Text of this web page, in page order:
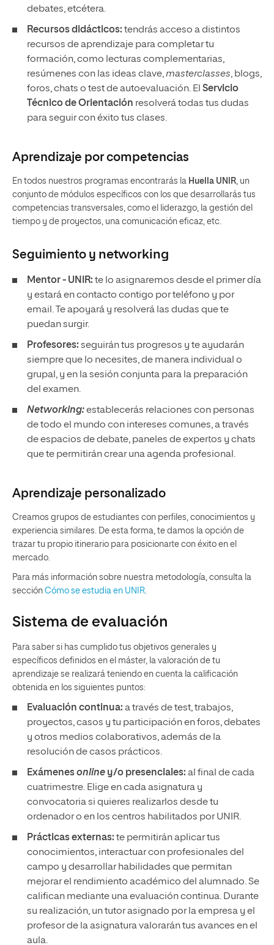
debates, etcétera.
Recursos didácticos: tendrás acceso a distintos
recursos de aprendizaje para completar tu
formación, como lecturas complementarias,
resúmenes con las ideas clave,masterclasses, blogs,
foros, chats o test de autoevaluación. El Servicio
Técnico de Orientación resolverá todas tus dudas
para seguir con éxito tus clases.
Aprendizaje por competencias
En todos nuestros programas encontrarás la Huella UNIR, un
conjunto de módulos específicos con los que desarrollarás tus
competencias transversales, como el liderazgo, la gestión del
tiempo y de proyectos, una comunicación eficaz, etc.
Seguimiento y networking
Mentor - UNIR: te lo asignaremos desde el primer día
y estará en contacto contigo por teléfono y por
email. Te apoyará y resolverá las dudas que te
puedan surgir.
Profesores: seguirán tus progresos y te ayudarán
siempre que lo necesites, de manera individual o
grupal, y en la sesión conjunta para la preparación
del examen.
Networking:establecerás relaciones con personas
de todo el mundo con intereses comunes, a través
de espacios de debate, paneles de expertos y chats
que te permitirán crear una agenda profesional.
Aprendizaje personalizado
Creamos grupos de estudiantes con perfiles, conocimientos y
experiencia similares. De esta forma, te damos la opción de
trazar tu propio itinerario para posicionarte con éxito en el
mercado.
Para más información sobre nuestra metodología, consulta la
sección Cómo se estudia en UNIR.
Sistema de evaluación
Para saber si has cumplido tus objetivos generales y
específicos definidos en el máster, la valoración de tu
aprendizaje se realizará teniendo en cuenta la calificación
obtenida en los siguientes puntos:
Evaluación continua: a través de test, trabajos,
proyectos, casos y tu participación en foros, debates
y otros medios colaborativos, además de la
resolución de casos prácticos.
Exámenesonline y/o presenciales: al final de cada
cuatrimestre. Elige en cada asignatura y
convocatoria si quieres realizarlos desde tu
ordenador o en los centros habilitados por UNIR.
Prácticas externas: te permitirán aplicar tus
conocimientos, interactuar con profesionales del
campo y desarrollar habilidades que permitan
mejorar el rendimiento académico del alumnado. Se
califican mediante una evaluación continua. Durante
su realización, un tutor asignado por la empresa y el
profesor de la asignatura valorarán tus avances en el
aula.